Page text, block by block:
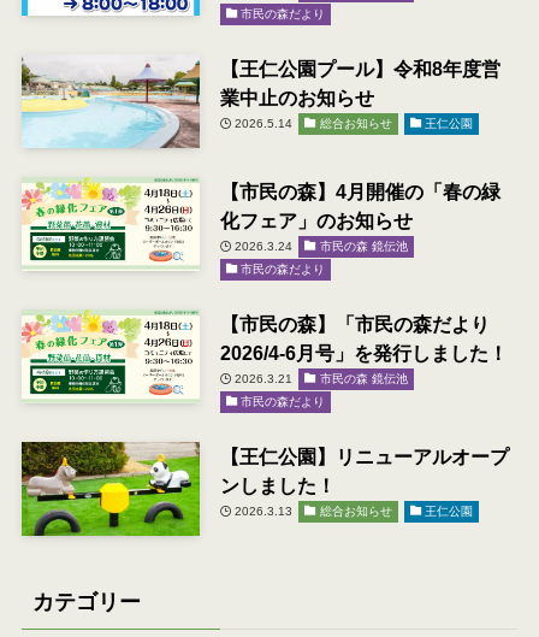
市民の森だより
【王仁公園プール】令和8年度営
業中止のお知らせ
2026.5.14 総合お知らせ 王仁公園
【市民の森】4月開催の「春の緑
化フェア」のお知らせ
2026.3.24
市民の森 鏡伝池
市民の森だより
【市民の森】「市民の森だより
2026/4-6月号」を発行しました！
2026.3.21
市民の森 鏡伝池
市民の森だより
【王仁公園】リニューアルオープ
ンしました！
2026.3.13 総合お知らせ 王仁公園
カテゴリー